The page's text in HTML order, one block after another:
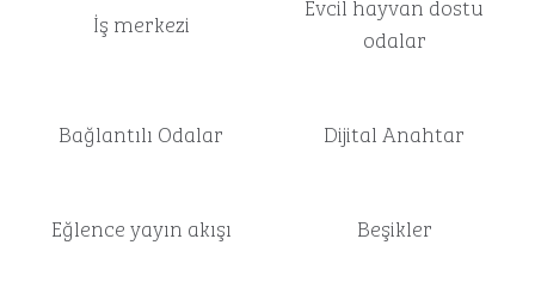
İş merkezi
odalar
Bağlantılı Odalar Dijital Anahtar
Eğlence yayın akışı Beşikler